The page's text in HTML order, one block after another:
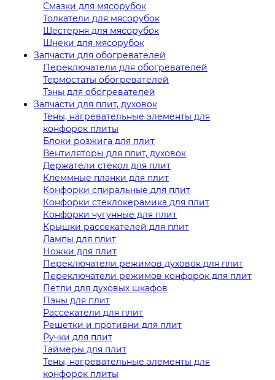
Смазки для мясорубок
Толкатели для мясорубок
Шестерня для мясорубок
Шнеки для мясорубок
Запчасти для обогревателей
Переключатели для обогревателей
Термостаты обогревателей
Тэны для обогревателей
Запчасти для плит, духовок
Тены, нагревательные элементы для
конфорок плиты
Блоки розжига для плит
Вентиляторы для плит, духовок
Держатели стекол для плит
Клеммные планки для плит
Конфорки спиральные для плит
Конфорки стеклокерамика для плит
Конфорки чугунные для плит
Крышки рассекателей для плит
Лампы для плит
Ножки для плит
Переключатели режимов духовок для плит
Переключатели режимов конфорок для плит
Петли для духовых шкафов
Пэны для плит
Рассекатели для плит
Решетки и противни для плит
Ручки для плит
Таймеры для плит
Тены, нагревательные элементы для
конфорок плиты